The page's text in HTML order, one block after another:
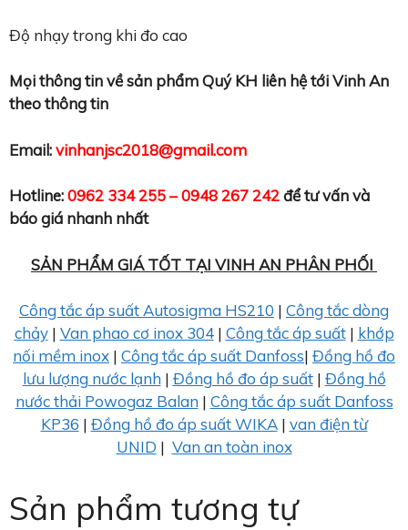
Độ nhạy trong khi đo cao
Mọi thông tin về sản phẩm Quý KH liên hệ tới Vinh An
theo thông tin
Email:vinhanjsc2018@gmail.com
Hotline:0962 334 255 – 0948 267 242để tư vấn và
báo giá nhanh nhất
SẢN PHẨM GIÁ TỐT TẠI VINH AN PHÂN PHỐI
Công tắc áp suất Autosigma HS210 | Công tắc dòng
chảy| Van phao cơ inox 304| Công tắc áp suất| khớp
nối mềm inox | Công tắc áp suất Danfoss| Đồng hồ đo
lưu lượng nước lạnh | Đồng hồ đo áp suất| Đồng hồ
nước thải Powogaz Balan | Công tắc áp suất Danfoss
KP36 | Đồng hồ đo áp suất WIKA| van điện từ
UNID | Van an toàn inox
Sản phẩm tương tự